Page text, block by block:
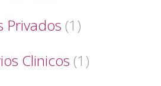
Privados (1)
Clinicos (1)